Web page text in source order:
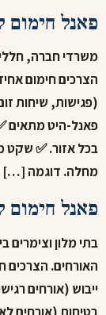
פאנל חימום
משרדי חברה,
הצרכים חימום
(פגישות, שיחות
פאנל-היט מתאים
בכל אזור. ✅ שקט
מחלה. דוגמה […]
פאנל חימום
בתי מלון וצימרים
האורחים. הצרכים
ייבוש (אורחים